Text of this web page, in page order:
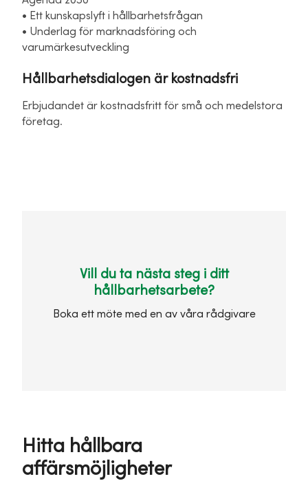
• Ett kunskapslyft i hållbarhetsfrågan
• Underlag för marknadsföring och
varumärkesutveckling
Hållbarhetsdialogen är kostnadsfri
Erbjudandet är kostnadsfritt för små och medelstora
företag.
Vill du ta nästa steg i ditt
hållbarhetsarbete?
Boka ett möte med en av våra rådgivare
Hitta hållbara
affärsmöjligheter